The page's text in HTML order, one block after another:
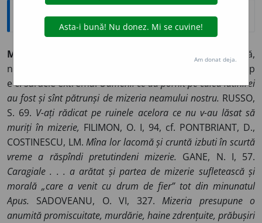
Tezaur
MIZ
Situație vrednică de plîns, jalnică,
nenorocită, (învechit) mișelie (
); suferință extremă; s p
e c. sărăcie extremă.Oamenii ce au pornit pe calea latinirei
au fost și sînt pătrunși de mizeria neamului nostru. RUSSO,
S. 69. V-ați rădicat pe ruinele acelora ce nu v-au lăsat să
muriți în mizerie, FILIMON, O. I, 94, cf. PONTBRIANT, D.,
COSTINESCU, LM.Mîna lor lacomă și cruntă izbuti în scurtă
vreme a răspîndi pretutindeni mizerie. GANE, N. I, 57.
Caragiale . . . a arătat și partea de mizerie sufletească și
morală „care a venit cu drum de fier” tot din minunatul
Apus. SADOVEANU, O. VI, 327.Mizeria presupune o
anumită promiscuitate, murdărie, haine zdrențuite, prăbușiri
Am donat deja.